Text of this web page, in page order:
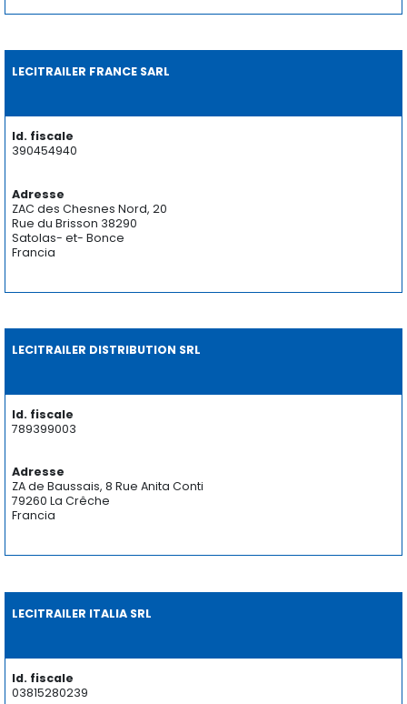
LECITRAILER FRANCE SARL
Id. fiscale
390454940
Adresse
ZAC des Chesnes Nord, 20
Rue du Brisson 38290
Satolas- et- Bonce
Francia
LECITRAILER DISTRIBUTION SRL
Id. fiscale
789399003
Adresse
ZA de Baussais, 8 Rue Anita Conti
79260 La Crêche
Francia
LECITRAILER ITALIA SRL
Id. fiscale
03815280239